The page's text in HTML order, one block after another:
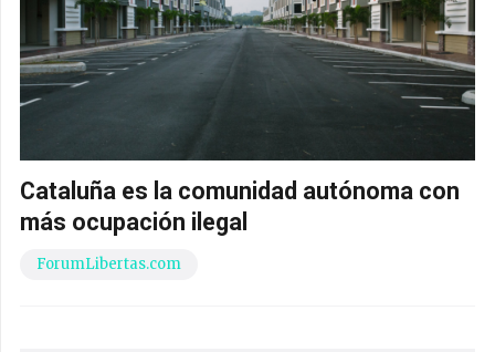
Cataluña es la comunidad autónoma con
más ocupación ilegal
ForumLibertas.com